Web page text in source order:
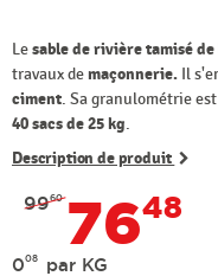
Lesable de rivière tamisé
travaux demaçonnerie. Il
ciment. Sa granulométrie est
40sacs de 25 kg.
Description de produit
99607648
008 par KG